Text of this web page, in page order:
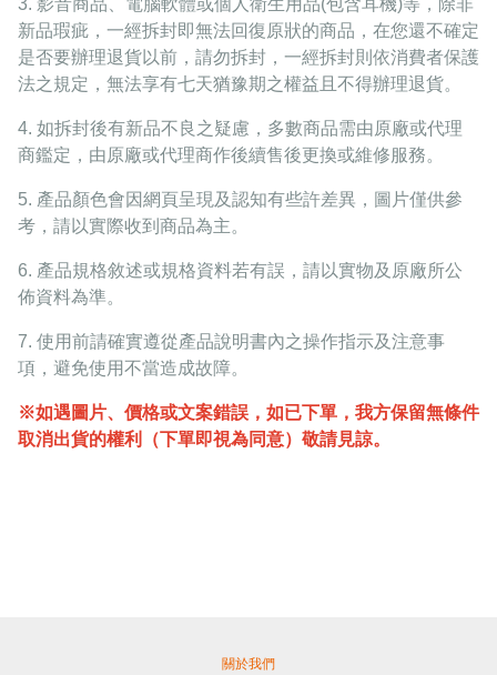
3. 影音商品、電腦軟體或個人衛生用品(包含耳機)等，除非
新品瑕疵，一經拆封即無法回復原狀的商品，在您還不確定
是否要辦理退貨以前，請勿拆封，一經拆封則依消費者保護
法之規定，無法享有七天猶豫期之權益且不得辦理退貨。
4. 如拆封後有新品不良之疑慮，多數商品需由原廠或代理
商鑑定，由原廠或代理商作後續售後更換或維修服務。
5. 產品顏色會因網頁呈現及認知有些許差異，圖片僅供參
考，請以實際收到商品為主。
6. 產品規格敘述或規格資料若有誤，請以實物及原廠所公
佈資料為準。
7. 使用前請確實遵從產品說明書內之操作指示及注意事
項，避免使用不當造成故障。
※如遇圖片、價格或文案錯誤，如已下單，我方保留無條件
取消出貨的權利（下單即視為同意）敬請見諒。
關於我們